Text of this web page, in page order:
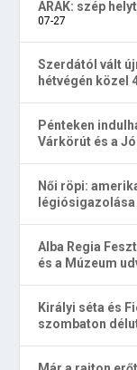
ARAK: szép
07-27
Szerdától vált
hétvégén közel
Pénteken
Várkörút és a
Női röpi:
légiósigazolása
Alba Regia
és a Múzeum
Királyi séta és
szombaton